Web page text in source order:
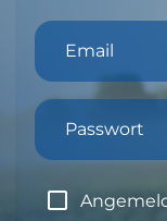
Email
Passwort